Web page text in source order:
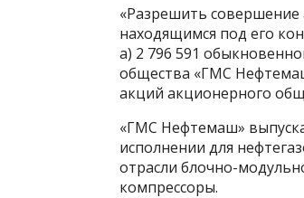
«Разрешить
находящимся под его
а) 2 796 591
общества «ГМС
акций акционерного
«ГМС Нефтемаш»
исполнении для
отрасли блочно-
компрессоры.